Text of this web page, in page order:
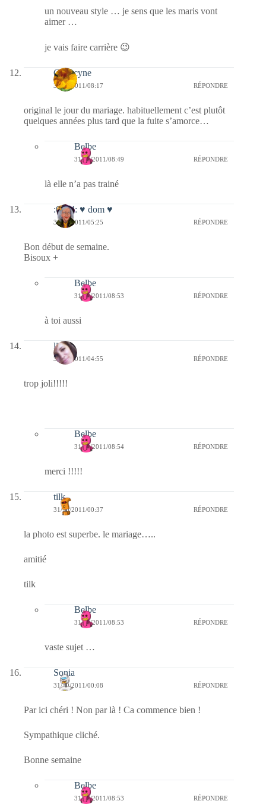
un nouveau style … je sens que les maris vont
aimer …
je vais faire carrière 😉
Capucyne
31/10/2011/08:17 RÉPONDRE
original le jour du mariage. habituellement c’est plutôt
quelques années plus tard que la fuite s’amorce…
Belbe
31/10/2011/08:49 RÉPONDRE
là elle n’a pas trainé
:0014: ♥ dom ♥
31/10/2011/05:25 RÉPONDRE
Bon début de semaine.
Bisoux +
Belbe
31/10/2011/08:53 RÉPONDRE
à toi aussi
linda
31/10/2011/04:55 RÉPONDRE
trop joli!!!!!
Belbe
31/10/2011/08:54 RÉPONDRE
merci !!!!!
tilk
31/10/2011/00:37 RÉPONDRE
la photo est superbe. le mariage…..
amitié
tilk
Belbe
31/10/2011/08:53 RÉPONDRE
vaste sujet …
Sonia
31/10/2011/00:08 RÉPONDRE
Par ici chéri ! Non par là ! Ca commence bien !
Sympathique cliché.
Bonne semaine
Belbe
31/10/2011/08:53 RÉPONDRE